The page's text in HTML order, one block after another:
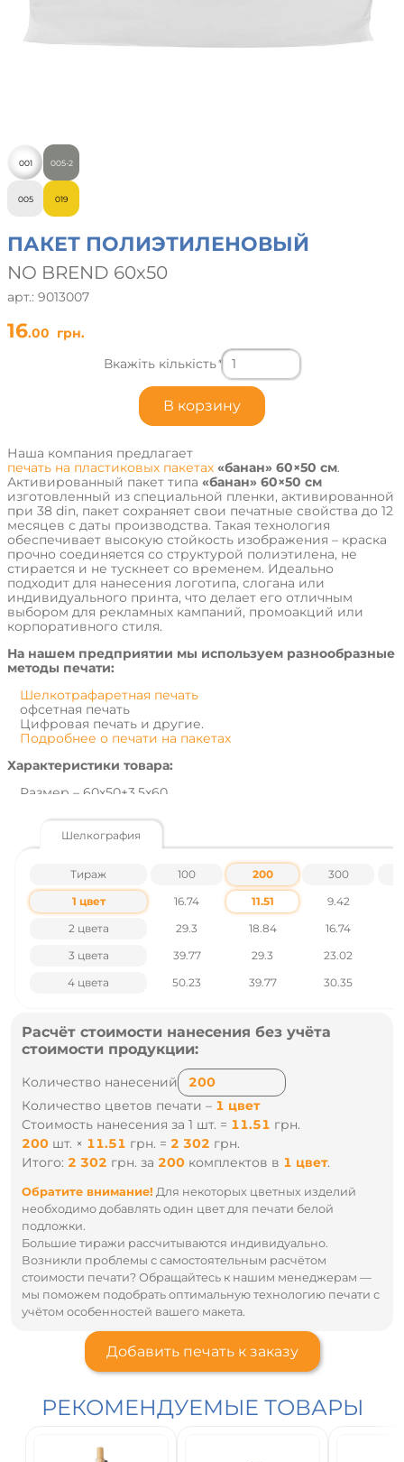
001
005
005-2
019
ПАКЕТ ПОЛИЭТИЛЕНОВЫЙ
NO BREND 60x50
арт.: 9013007
16.00 грн.
Вкажіть кількість*
Наша компания предлагает
печать на пластиковых пакетах «банан» 60×50 см.
Активированный пакет типа «банан» 60×50 см
изготовленный из специальной пленки, активированной
при 38 din, пакет сохраняет свои печатные свойства до 12
месяцев с даты производства. Такая технология
обеспечивает высокую стойкость изображения – краска
прочно соединяется со структурой полиэтилена, не
стирается и не тускнеет со временем. Идеально
подходит для нанесения логотипа, слогана или
индивидуального принта, что делает его отличным
выбором для рекламных кампаний, промоакций или
корпоративного стиля.
На нашем предприятии мы используем разнообразные
методы печати:
Шелкотрафаретная печать
офсетная печать
Цифровая печать и другие.
Подробнее о печати на пакетах
Характеристики товара:
Размер – 60х50+3,5х60
Тип – банан
Ширина, см - 60
Высота, см – 50
Цены указаны без учета НДС.
Наличие и цены уточняйте у наших менеджеров по
тел.: +38 095 931 76 31
В корзину
Шелкография
Тираж 100 200 300
1 цвет
16.74 11.51 9.42
2 цвета
29.3 18.84
16.74
3 цвета
39.77 29.3 23.02
4 цвета
50.23 39.77 30.35
Расчёт стоимости нанесения без учёта
стоимости продукции:
Количество нанесений
Количество цветов печати – 1 цвет
Стоимость нанесения за 1 шт. = 11.51 грн.
200 шт. × 11.51 грн. = 2 302 грн.
Итого: 2 302 грн. за 200 комплектов в 1 цвет.
Обратите внимание! Для некоторых цветных изделий
необходимо добавлять один цвет для печати белой
подложки.
Большие тиражи рассчитываются индивидуально.
Возникли проблемы с самостоятельным расчётом
стоимости печати? Обращайтесь к нашим менеджерам —
мы поможем подобрать оптимальную технологию печати с
учётом особенностей вашего макета.
Добавить печать к заказу
РЕКОМЕНДУЕМЫЕ ТОВАРЫ